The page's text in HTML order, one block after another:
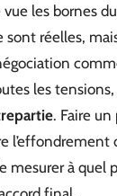
les bornes
réelles,
les
. Faire un
l’effondrement
mesurer à quel